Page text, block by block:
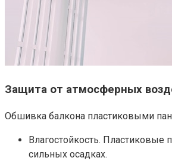
Защита от атмосферных
Обшивка балкона пластиковыми
Влагостойкость.​ Пластиковые
сильных осадках.​